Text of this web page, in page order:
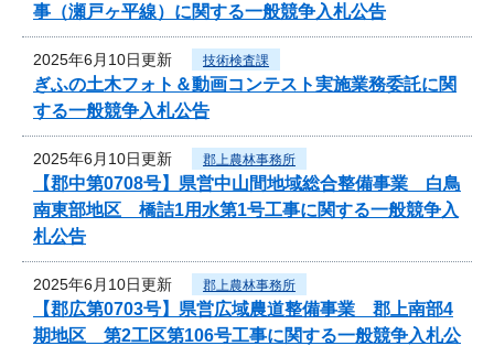
事（瀬戸ヶ平線）に関する一般競争入札公告
2025年6月10日更新 技術検査課
ぎふの土木フォト＆動画コンテスト実施業務委託に関
する一般競争入札公告
2025年6月10日更新 郡上農林事務所
【郡中第0708号】県営中山間地域総合整備事業 白鳥
南東部地区 橋詰1用水第1号工事に関する一般競争入
札公告
2025年6月10日更新 郡上農林事務所
【郡広第0703号】県営広域農道整備事業 郡上南部4
期地区 第2工区第106号工事に関する一般競争入札公